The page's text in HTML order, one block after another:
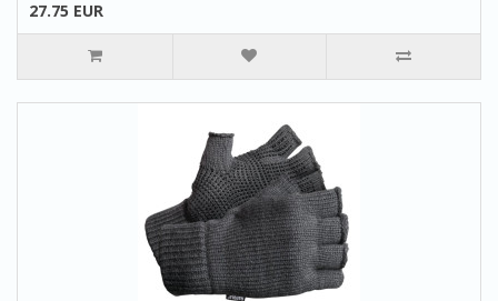
27.75 EUR